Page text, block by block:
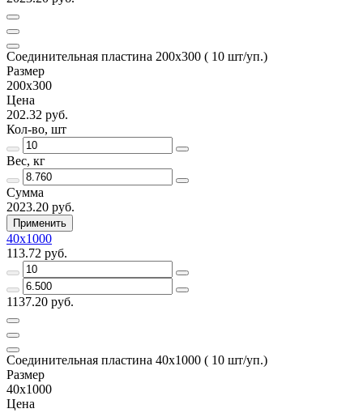
Соединительная пластина 200х300 ( 10 шт/уп.)
Размер
200х300
Цена
202.32 руб.
Кол-во, шт
Вес, кг
Сумма
2023.20 руб.
Применить
40х1000
113.72 руб.
1137.20 руб.
Соединительная пластина 40х1000 ( 10 шт/уп.)
Размер
40х1000
Цена